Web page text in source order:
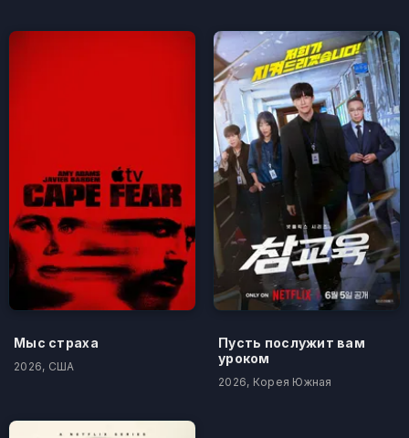
Мыс страха
2026, США
Пусть послужит вам
уроком
2026, Корея Южная